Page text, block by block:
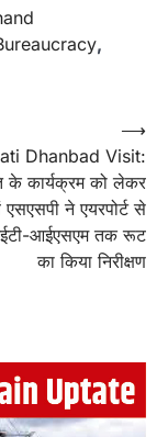
,
Dhanbad Visit:
के कार्यक्रम को लेकर
ने एयरपोर्ट से
आईएसएम तक रूट
का किया निरीक्षण
⟶